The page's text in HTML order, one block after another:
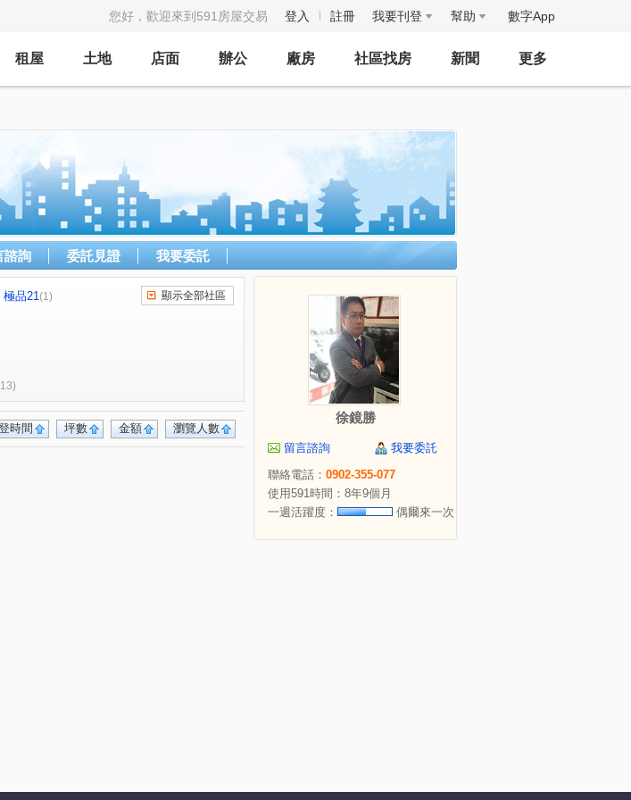
您好，歡迎來到591房屋交易 登入 註冊 我要刊登 幫助 數字App
租屋 土地 店面 辦公 廠房 社區找房 新聞 更多
諮詢 委託見證 我要委託
極品21(1)
輝新都悅(1)
藝文街(1) 中港路 (3)
中和街(2)
顯示全部社區
瀏覽人數
金額
坪數
時間
徐鏡勝
留言諮詢
我要委託
聯絡電話： 0902-355-077
使用591時間：8年9個月
一週活躍度：
偶爾來一次